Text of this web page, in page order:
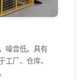
噪音低。具有
工厂、仓库、